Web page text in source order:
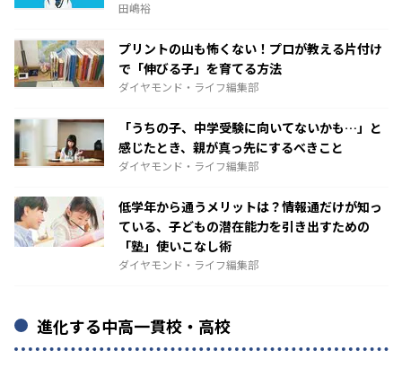
田嶋裕
プリントの山も怖くない！プロが教える片付け
で「伸びる子」を育てる方法
ダイヤモンド・ライフ編集部
「うちの子、中学受験に向いてないかも…」と
感じたとき、親が真っ先にするべきこと
ダイヤモンド・ライフ編集部
低学年から通うメリットは？情報通だけが知っ
ている、子どもの潜在能力を引き出すための
「塾」使いこなし術
ダイヤモンド・ライフ編集部
進化する中高一貫校・高校